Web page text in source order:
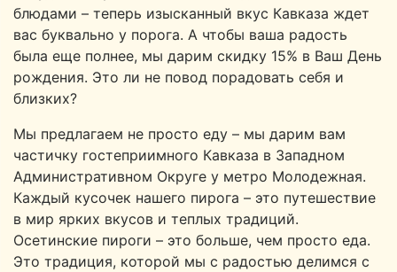
блюдами – теперь изысканный вкус Кавказа ждет
вас буквально у порога. А чтобы ваша радость
была еще полнее, мы дарим скидку 15% в Ваш День
рождения. Это ли не повод порадовать себя и
близких?
Мы предлагаем не просто еду – мы дарим вам
частичку гостеприимного Кавказа в Западном
Административном Округе у метро Молодежная.
Каждый кусочек нашего пирога – это путешествие
в мир ярких вкусов и теплых традиций.
Осетинские пироги – это больше, чем просто еда.
Это традиция, которой мы с радостью делимся с